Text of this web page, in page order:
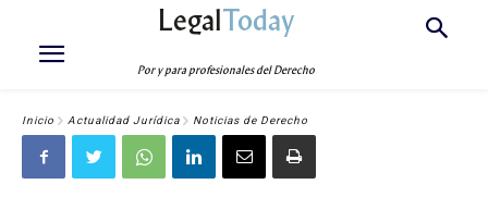
LegalToday
Por y para profesionales del Derecho
Inicio Actualidad Jurídica Noticias de Derecho